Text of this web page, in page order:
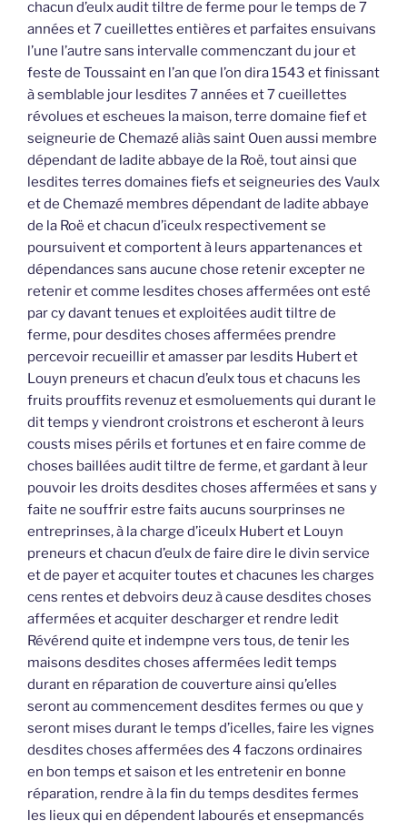
chacun d’eulx audit tiltre de ferme pour le temps de 7
années et 7 cueillettes entières et parfaites ensuivans
l’une l’autre sans intervalle commenczant du jour et
feste de Toussaint en l’an que l’on dira 1543 et finissant
à semblable jour lesdites 7 années et 7 cueillettes
révolues et escheues la maison, terre domaine fief et
seigneurie de Chemazé aliàs saint Ouen aussi membre
dépendant de ladite abbaye de la Roë, tout ainsi que
lesdites terres domaines fiefs et seigneuries des Vaulx
et de Chemazé membres dépendant de ladite abbaye
de la Roë et chacun d’iceulx respectivement se
poursuivent et comportent à leurs appartenances et
dépendances sans aucune chose retenir excepter ne
retenir et comme lesdites choses affermées ont esté
par cy davant tenues et exploitées audit tiltre de
ferme, pour desdites choses affermées prendre
percevoir recueillir et amasser par lesdits Hubert et
Louyn preneurs et chacun d’eulx tous et chacuns les
fruits prouffits revenuz et esmoluements qui durant le
dit temps y viendront croistrons et escheront à leurs
cousts mises périls et fortunes et en faire comme de
choses baillées audit tiltre de ferme, et gardant à leur
pouvoir les droits desdites choses affermées et sans y
faite ne souffrir estre faits aucuns sourprinses ne
entreprinses, à la charge d’iceulx Hubert et Louyn
preneurs et chacun d’eulx de faire dire le divin service
et de payer et acquiter toutes et chacunes les charges
cens rentes et debvoirs deuz à cause desdites choses
affermées et acquiter descharger et rendre ledit
Révérend quite et indempne vers tous, de tenir les
maisons desdites choses affermées ledit temps
durant en réparation de couverture ainsi qu’elles
seront au commencement desdites fermes ou que y
seront mises durant le temps d’icelles, faire les vignes
desdites choses affermées des 4 faczons ordinaires
en bon temps et saison et les entretenir en bonne
réparation, rendre à la fin du temps desdites fermes
les lieux qui en dépendent labourés et ensepmancés